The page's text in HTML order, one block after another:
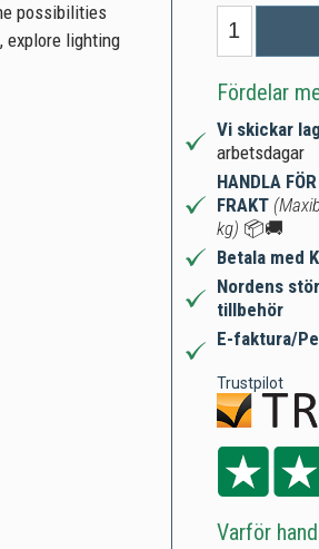
possibilities
explore lighting
Fördelar
Vi skickar
arbetsdagar
HANDLA
FRAKT
kg) 📦🚚
Betala med
Nordens
tillbehör
E-faktura/
Trustpilot
Varför